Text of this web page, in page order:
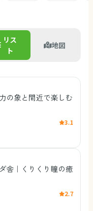
リス
ト
地図
の象と間近で楽しむ
3.1
舎｜くりくり瞳の癒
2.7